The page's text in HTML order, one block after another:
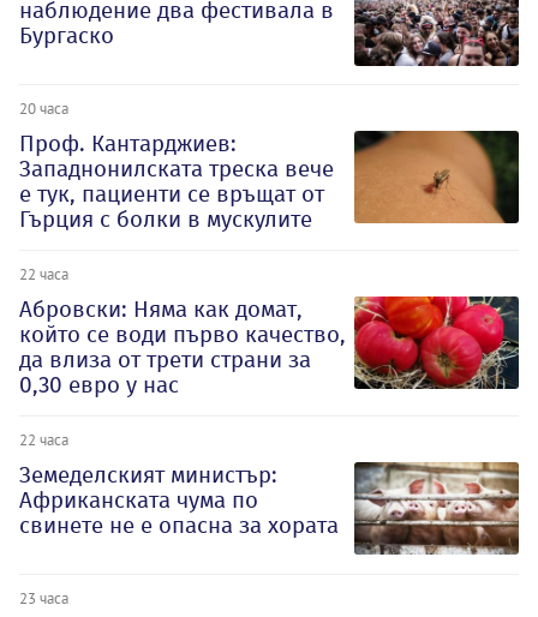
наблюдение два фестивала в
Бургаско
20 часа
Проф. Кантарджиев:
Западнонилската треска вече
е тук, пациенти се връщат от
Гърция с болки в мускулите
22 часа
Абровски: Няма как домат,
който се води първо качество,
да влиза от трети страни за
0,30 евро у нас
22 часа
Земеделският министър:
Африканската чума по
свинете не е опасна за хората
23 часа